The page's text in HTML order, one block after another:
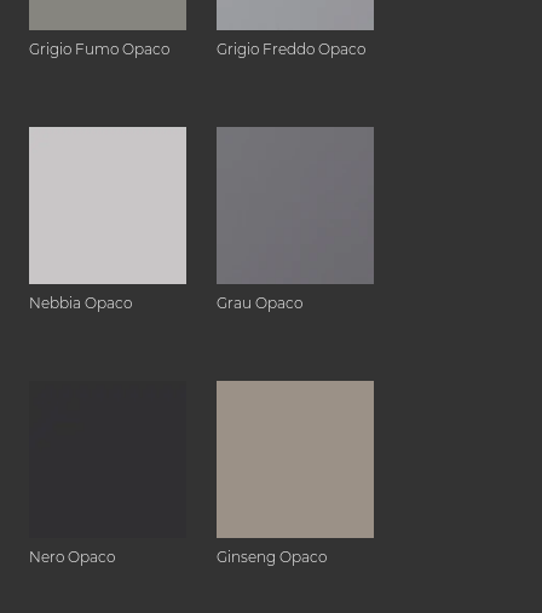
Grigio Fumo Opaco Grigio Freddo Opaco
Nebbia Opaco Grau Opaco
Nero Opaco Ginseng Opaco